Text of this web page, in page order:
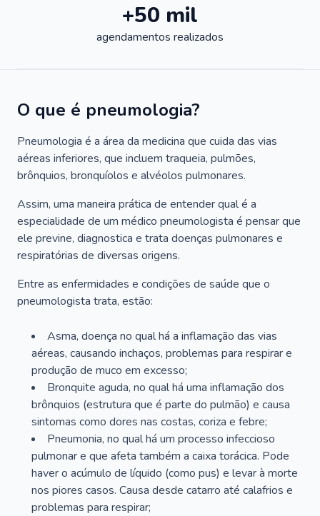
+50 mil
agendamentos realizados
O que é pneumologia?
Pneumologia é a área da medicina que cuida das vias
aéreas inferiores, que incluem traqueia, pulmões,
brônquios, bronquíolos e alvéolos pulmonares.
Assim, uma maneira prática de entender qual é a
especialidade de um médico pneumologista é pensar que
ele previne, diagnostica e trata doenças pulmonares e
respiratórias de diversas origens.
Entre as enfermidades e condições de saúde que o
pneumologista trata, estão:
Asma, doença no qual há a inflamação das vias
aéreas, causando inchaços, problemas para respirar e
produção de muco em excesso;
Bronquite aguda, no qual há uma inflamação dos
brônquios (estrutura que é parte do pulmão) e causa
sintomas como dores nas costas, coriza e febre;
Pneumonia, no qual há um processo infeccioso
pulmonar e que afeta também a caixa torácica. Pode
haver o acúmulo de líquido (como pus) e levar à morte
nos piores casos. Causa desde catarro até calafrios e
problemas para respirar;